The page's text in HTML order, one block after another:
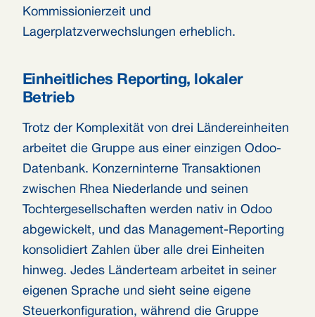
Kommissionierzeit und
Lagerplatzverwechslungen erheblich.
Einheitliches Reporting, lokaler
Betrieb
Trotz der Komplexität von drei Ländereinheiten
arbeitet die Gruppe aus einer einzigen Odoo-
Datenbank. Konzerninterne Transaktionen
zwischen Rhea Niederlande und seinen
Tochtergesellschaften werden nativ in Odoo
abgewickelt, und das Management-Reporting
konsolidiert Zahlen über alle drei Einheiten
hinweg. Jedes Länderteam arbeitet in seiner
eigenen Sprache und sieht seine eigene
Steuerkonfiguration, während die Gruppe